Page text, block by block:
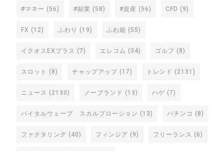
#マネー (56) #副業 (58) #資産 (56) CFD (9)
FX (12) ふわり (19) ふわ姫 (55)
イクオスEXプラス (7) エレコム (34) ゴルフ (8)
スロット (8) チャップアップ (17) トレンド (2131)
ニュース (2130) ノーブランド (13) ハゲ (7)
バイタルウェーブ スカルプローション (13) パチンコ (8)
ファクタリング (40) フィンジア (9) フリーランス (6)